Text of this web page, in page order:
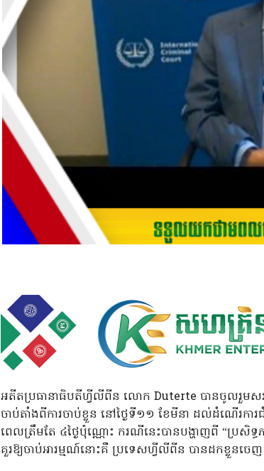
អតីតប្រធានាធិបតីហ្វីលីពីន លោក Duterte បានចូលរួមសវន
ចាប់តាំងពីការចាប់ខ្លួន នៅថ្ងៃទី១១ ខែមីនា ដល់ដំណើរកា
ពេលត្រឹមតែ ៤ថ្ងៃប៉ុណ្ណោះ ករណីនេះបានបង្ហាញពី “ប្រសិទ្ធភ
គួរឱ្យចាប់អារម្មណ៍នោះគឺ ប្រទេសហ្វីលីពីន បានដកខ្លួនចេញ